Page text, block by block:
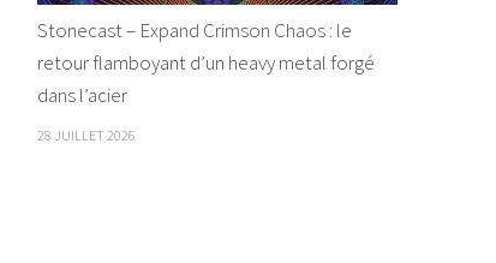
Stonecast – Expand Crimson Chaos : le
retour flamboyant d’un heavy metal forgé
dans l’acier
28 JUILLET 2026